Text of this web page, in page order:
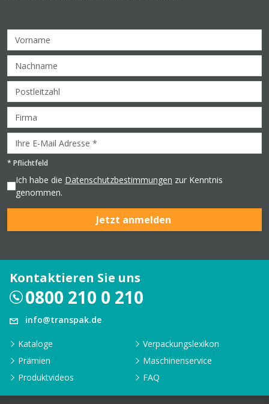
* Pflichtfeld
Ich habe die Datenschutzbestimmungen zur Kenntnis
genommen.
Jetzt anmelden
Kontaktieren Sie uns
0800 210 0 210
info@transpak.de
Kataloge
Verpackungslexikon
Prämien
Maschinenservice
Produktvideos
FAQ